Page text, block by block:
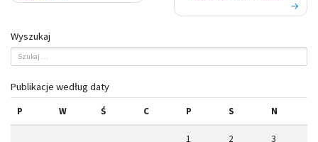
Wyszukaj
Publikacje według daty
P W Ś C P S N
1 2 3